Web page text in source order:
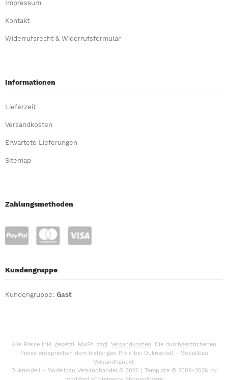
Impressum
Kontakt
Widerrufsrecht & Widerrufsformular
Informationen
Lieferzeit
Versandkosten
Erwartete Lieferungen
Sitemap
Zahlungsmethoden
Kundengruppe
Kundengruppe: Gast
Alle Preise inkl. gesetzl. MwSt. zzgl. Versandkosten . Die durchgestrichenen
Preise entsprechen dem bisherigen Preis bei Dukmodell - Modellbau
Versandhandel.
Dukmodell - Modellbau Versandhandel © 2026 | Template © 2009-2026 by